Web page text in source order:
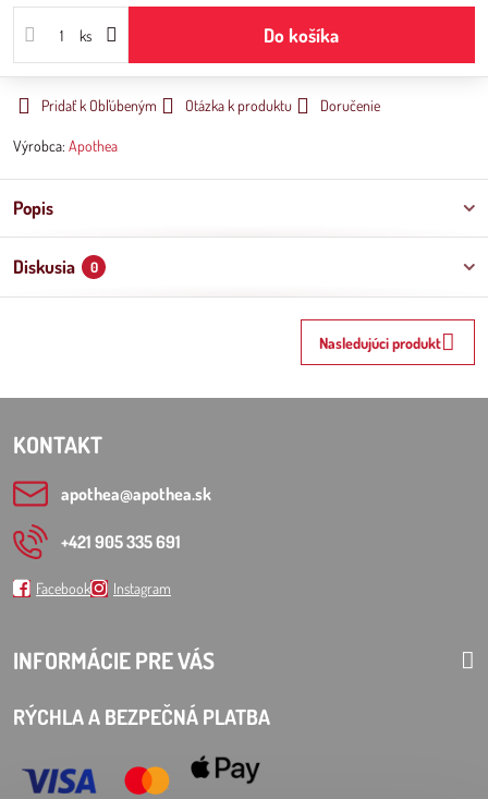
ks Do košíka
Pridať k Obľúbeným Otázka k produktu Doručenie
Výrobca: Apothea
Popis
Diskusia 0
Nasledujúci produkt
KONTAKT
apothea​@apothea​.sk
+421 905 335 691
Facebook Instagram
INFORMÁCIE PRE VÁS
RÝCHLA A BEZPEČNÁ PLATBA